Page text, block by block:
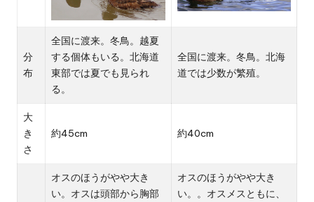
分
布
全国に渡来。冬鳥。越夏
する個体もいる。北海道
東部では夏でも見られ
る。
全国に渡来。冬鳥。北海
道では少数が繁殖。
大
き
さ
約45cm 約40cm
オスのほうがやや大き
い。オスは頭部から胸部
オスのほうがやや大き
い。。オスメスともに、